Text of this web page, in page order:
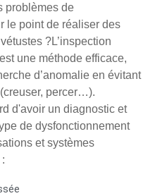
problèmes de
le point de réaliser des
?L’inspection
est une méthode efficace,
d’anomalie en évitant
percer…).
d'avoir un diagnostic et
de dysfonctionnement
et systèmes